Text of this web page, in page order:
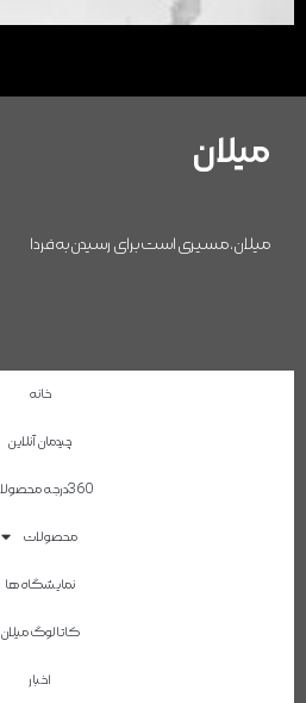
میلان
میلان، مسیری است برای رسیدن به فردا
خانه
چیدمان آنلاین
360درجه محصولات
محصولات
نمایشگاه ها
کاتالوگ میلان
اخبار